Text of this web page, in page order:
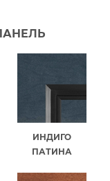
ИНДИГО
ПАТИНА